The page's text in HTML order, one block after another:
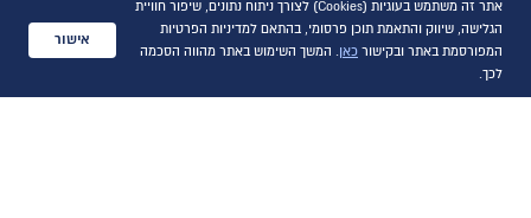
א' - ד':
09:00 - 16:30
ה :
09:00 - 16:00
?
אתר זה משתמש בעוגיות (Cookies) לצורך ניתוח נתונים, שיפור חוויית
הגלישה, שיווק והתאמת תוכן פרסומי, בהתאם למדיניות הפרטיות
המפורסמת באתר ובקישור כאן. המשך השימוש באתר מהווה הסכמה
לכך.
אישור